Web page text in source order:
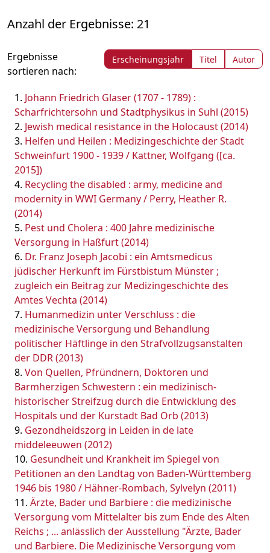
Anzahl der Ergebnisse: 21
Ergebnisse
sortieren nach:
Erscheinungsjahr Titel Autor
Johann Friedrich Glaser (1707 - 1789) :
Scharfrichtersohn und Stadtphysikus in Suhl (2015)
Jewish medical resistance in the Holocaust (2014)
Helfen und Heilen : Medizingeschichte der Stadt
Schweinfurt 1900 - 1939 / Kattner, Wolfgang ([ca.
2015])
Recycling the disabled : army, medicine and
modernity in WWI Germany / Perry, Heather R.
(2014)
Pest und Cholera : 400 Jahre medizinische
Versorgung in Haßfurt (2014)
Dr. Franz Joseph Jacobi : ein Amtsmedicus
jüdischer Herkunft im Fürstbistum Münster ;
zugleich ein Beitrag zur Medizingeschichte des
Amtes Vechta (2014)
Humanmedizin unter Verschluss : die
medizinische Versorgung und Behandlung
politischer Häftlinge in den Strafvollzugsanstalten
der DDR (2013)
Von Quellen, Pfründnern, Doktoren und
Barmherzigen Schwestern : ein medizinisch-
historischer Streifzug durch die Entwicklung des
Hospitals und der Kurstadt Bad Orb (2013)
Gezondheidszorg in Leiden in de late
middeleeuwen (2012)
Gesundheit und Krankheit im Spiegel von
Petitionen an den Landtag von Baden-Württemberg
1946 bis 1980 / Hähner-Rombach, Sylvelyn (2011)
Ärzte, Bader und Barbiere : die medizinische
Versorgung vom Mittelalter bis zum Ende des Alten
Reichs ; ... anlässlich der Ausstellung "Ärzte, Bader
und Barbiere. Die Medizinische Versorgung vom